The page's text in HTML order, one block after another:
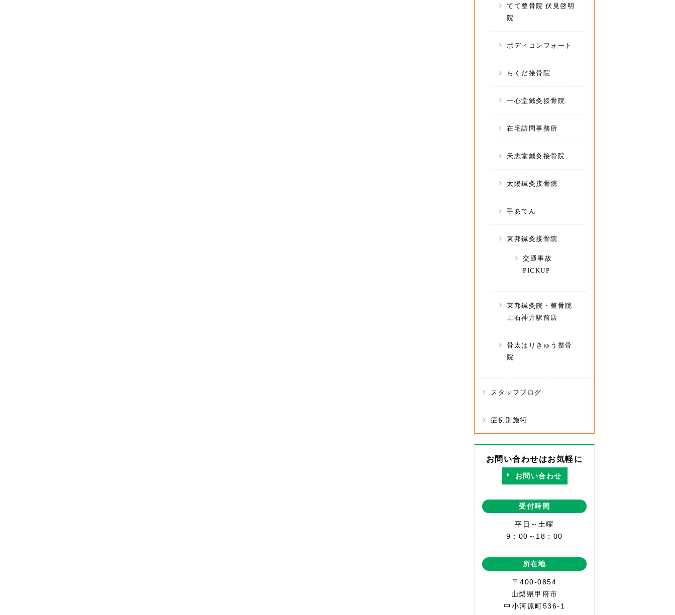
てて整骨院 伏見啓明
院
ボディコンフォート
らくだ接骨院
一心堂鍼灸接骨院
在宅訪問事務所
天志堂鍼灸接骨院
太陽鍼灸接骨院
手あてん
東邦鍼灸接骨院
交通事故
PICKUP
東邦鍼灸院・整骨院
上石神井駅前店
骨太はりきゅう整骨
院
スタッフブログ
症例別施術
お問い合わせはお気軽に
お問い合わせ
受付時間
平日～土曜
9：00～18：00
所在地
〒400-0854
山梨県甲府市
中小河原町536-1